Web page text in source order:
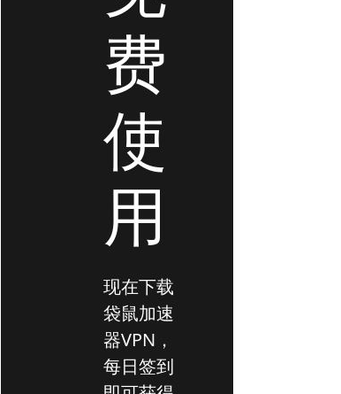
费
使
用
现在下载
袋鼠加速
器VPN，
每日签到